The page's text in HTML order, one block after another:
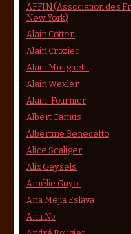
AFFIN (Association des
New York)
Alain Cotten
Alain Crozier
Alain Minighetti
Alain Wexler
Alain-Fournier
Albert Camus
Albertine Benedetto
Alice Scaliger
Alix Geysels
Amélie Guyot
Ana Mejia Eslava
Ana Nb